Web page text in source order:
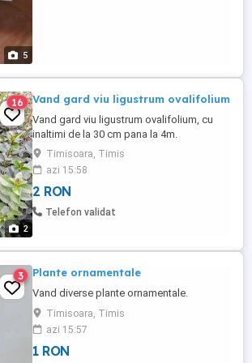
5
2
16 Vand gard viu ligustrum ovalifolium
Vand gard viu ligustrum ovalifolium, cu
inaltimi de la 30 cm pana la 4m.
Timisoara, Timis
azi 15:58
2 RON
Telefon validat
3 Plante ornamentale
Vand diverse plante ornamentale.
Timisoara, Timis
azi 15:57
1 RON